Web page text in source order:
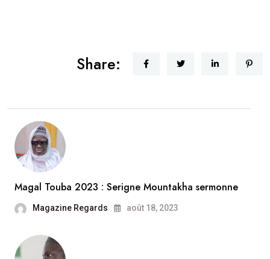
Share:
Magal Touba 2023 : Serigne Mountakha sermonne
Magazine Regards août 18, 2023